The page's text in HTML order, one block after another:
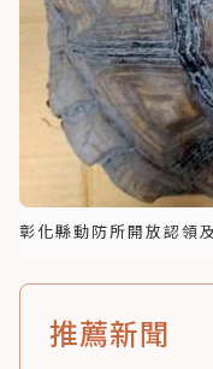
彰化縣動防所開放認領
推薦新聞